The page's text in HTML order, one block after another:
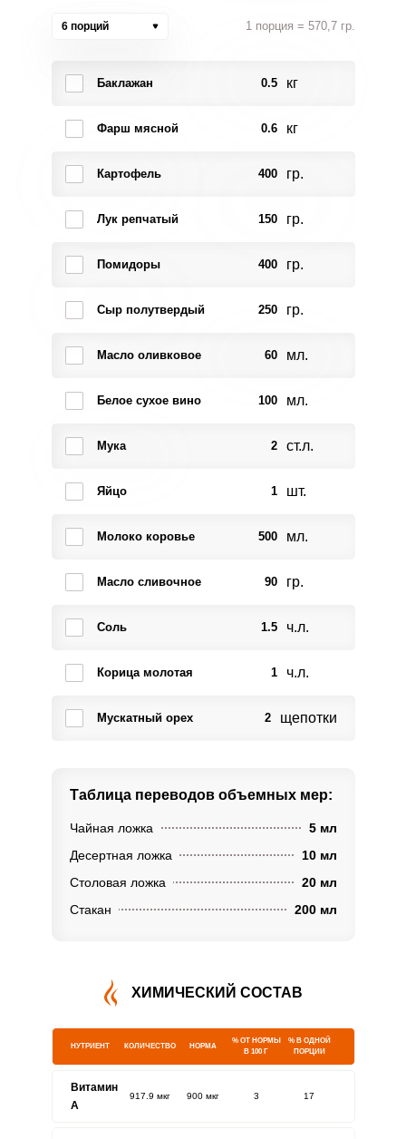
6 порций 1 порция = 570,7 гр.
Баклажан 0.5 кг
Фарш мясной 0.6 кг
Картофель 400 гр.
Лук репчатый 150 гр.
Помидоры 400 гр.
Сыр полутвердый 250 гр.
Масло оливковое 60 мл.
Белое сухое вино 100 мл.
Мука 2 ст.л.
Яйцо 1 шт.
Молоко коровье 500 мл.
Масло сливочное 90 гр.
Соль 1.5 ч.л.
Корица молотая 1 ч.л.
Мускатный орех 2 щепотки
Таблица переводов объемных мер:
Чайная ложка
5 мл
Десертная ложка
10 мл
Столовая ложка
20 мл
Стакан
200 мл
ХИМИЧЕСКИЙ СОСТАВ
НУТРИЕНТ КОЛИЧЕСТВО НОРМА
% ОТ НОРМЫ
В 100 Г
% В ОДНОЙ
ПОРЦИИ
Витамин
A
917.9 мкг 900 мкг 3 17